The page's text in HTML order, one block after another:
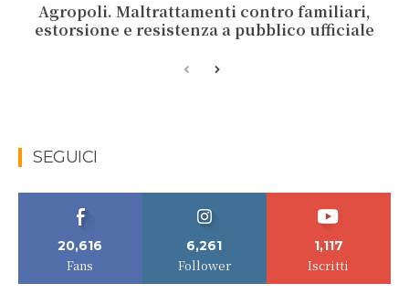
Agropoli. Maltrattamenti contro familiari,
estorsione e resistenza a pubblico ufficiale
SEGUICI
20,616
Fans
6,261
Follower
1,117
Iscritti